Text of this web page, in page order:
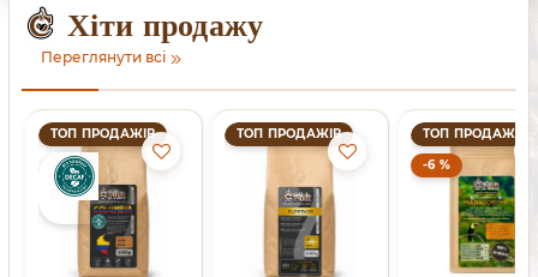
Хіти продажу
Переглянути всі
ТОП ПРОДАЖІВ ТОП ПРОДАЖІВ
ТОП ПРОДАЖІВ
-6 %